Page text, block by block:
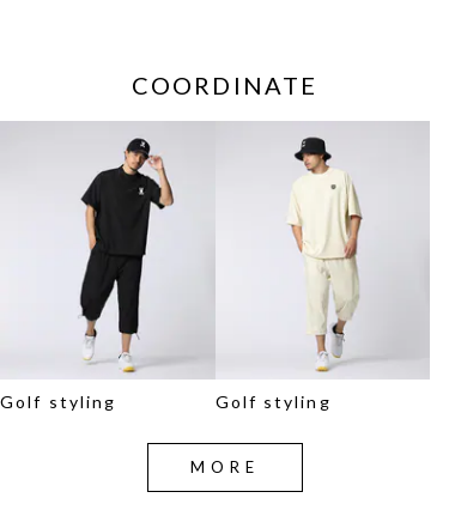
COORDINATE
Golf styling Golf styling
MORE